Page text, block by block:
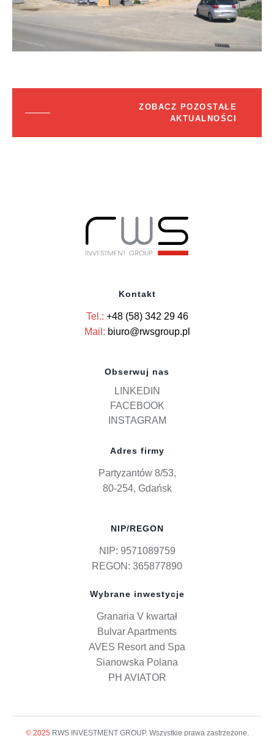
ZOBACZ POZOSTAŁE
AKTUALNOŚCI
Kontakt
Tel.: +48 (58) 342 29 46
Mail: biuro@rwsgroup.pl
Obserwuj nas
LINKEDIN
FACEBOOK
INSTAGRAM
Adres firmy
Partyzantów 8/53,
80-254, Gdańsk
NIP/REGON
NIP: 9571089759
REGON: 365877890
Wybrane inwestycje
Granaria V kwartał
Bulvar Apartments
AVES Resort and Spa
Sianowska Polana
PH AVIATOR
© 2025 RWS INVESTMENT GROUP. Wszystkie prawa zastrzeżone.